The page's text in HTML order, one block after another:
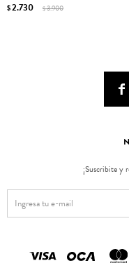
$2.730 $3.900

¡Suscribite y